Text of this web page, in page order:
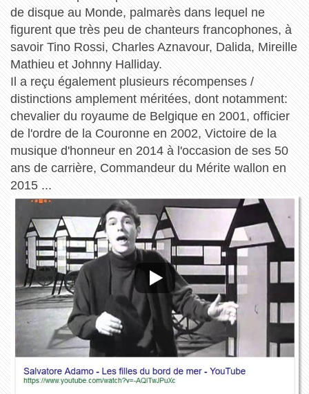
de disque au Monde, palmarès dans lequel ne
figurent que très peu de chanteurs francophones, à
savoir Tino Rossi, Charles Aznavour, Dalida, Mireille
Mathieu et Johnny Halliday.
Il a reçu également plusieurs récompenses /
distinctions amplement méritées, dont notamment:
chevalier du royaume de Belgique en 2001, officier
de l'ordre de la Couronne en 2002, Victoire de la
musique d'honneur en 2014 à l'occasion de ses 50
ans de carrière, Commandeur du Mérite wallon en
2015 ...